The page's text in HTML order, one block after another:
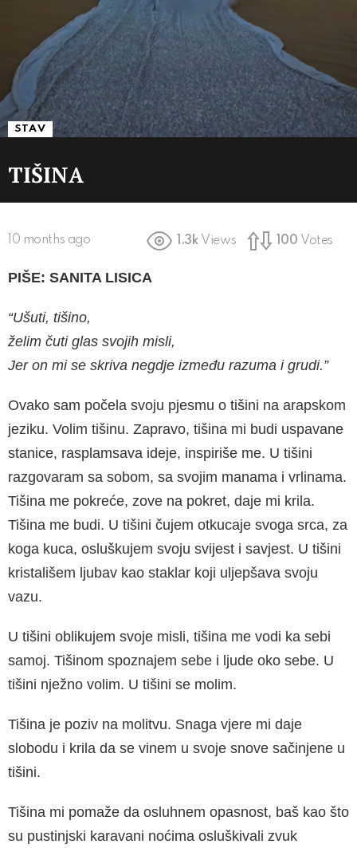
STAV
TIŠINA
10 months ago 1.3k Views 100 Votes
PIŠE: SANITA LISICA
“Ušuti, tišino,
želim čuti glas svojih misli,
Jer on mi se skriva negdje između razuma i grudi.”
Ovako sam počela svoju pjesmu o tišini na arapskom
jeziku. Volim tišinu. Zapravo, tišina mi budi uspavane
stanice, rasplamsava ideje, inspiriše me. U tišini
razgovaram sa sobom, sa svojim manama i vrlinama.
Tišina me pokreće, zove na pokret, daje mi krila.
Tišina me budi. U tišini čujem otkucaje svoga srca, za
koga kuca, osluškujem svoju svijest i savjest. U tišini
kristališem ljubav kao staklar koji uljepšava svoju
vazu.
U tišini oblikujem svoje misli, tišina me vodi ka sebi
samoj. Tišinom spoznajem sebe i ljude oko sebe. U
tišini nježno volim. U tišini se molim.
Tišina je poziv na molitvu. Snaga vjere mi daje
slobodu i krila da se vinem u svoje snove sačinjene u
tišini.
Tišina mi pomaže da osluhnem opasnost, baš kao što
su pustinjski karavani noćima osluškivali zvuk